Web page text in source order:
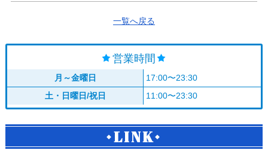
一覧へ戻る
営業時間
月～金曜日
17:00〜23:30
土・日曜日/祝日
11:00〜23:30
LINK